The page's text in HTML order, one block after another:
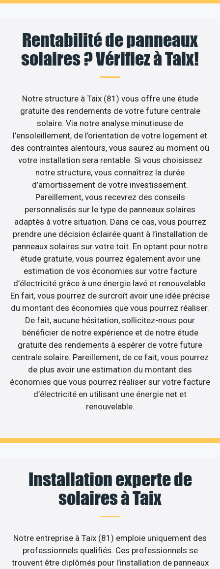
Rentabilité de panneaux
solaires ? Vérifiez à Taix!
Notre structure à Taix (81) vous offre une étude
gratuite des rendements de votre future centrale
solaire. Via notre analyse minutieuse de
l’ensoleillement, de l’orientation de votre logement et
des contraintes alentours, vous saurez au moment où
votre installation sera rentable. Si vous choisissez
notre structure, vous connaîtrez la durée
d’amortissement de votre investissement.
Pareillement, vous recevrez des conseils
personnalisés sur le type de panneaux solaires
adaptés à votre situation. Dans ce cas, vous pourrez
prendre une décision éclairée quant à l’installation de
panneaux solaires sur votre toit. En optant pour notre
étude gratuite, vous pourrez également avoir une
estimation de vos économies sur votre facture
d’électricité grâce à une énergie lavé et renouvelable.
En fait, vous pourrez de surcroît avoir une idée précise
du montant des économies que vous pourrez réaliser.
De fait, aucune hésitation, sollicitez-nous pour
bénéficier de notre expérience et de notre étude
gratuite des rendements à espérer de votre future
centrale solaire. Pareillement, de ce fait, vous pourrez
de plus avoir une estimation du montant des
économies que vous pourrez réaliser sur votre facture
d’électricité en utilisant une énergie net et
renouvelable.
Installation experte de
solaires à Taix
Notre entreprise à Taix (81) emploie uniquement des
professionnels qualifiés. Ces professionnels se
trouvent être diplômés pour l’installation de panneaux